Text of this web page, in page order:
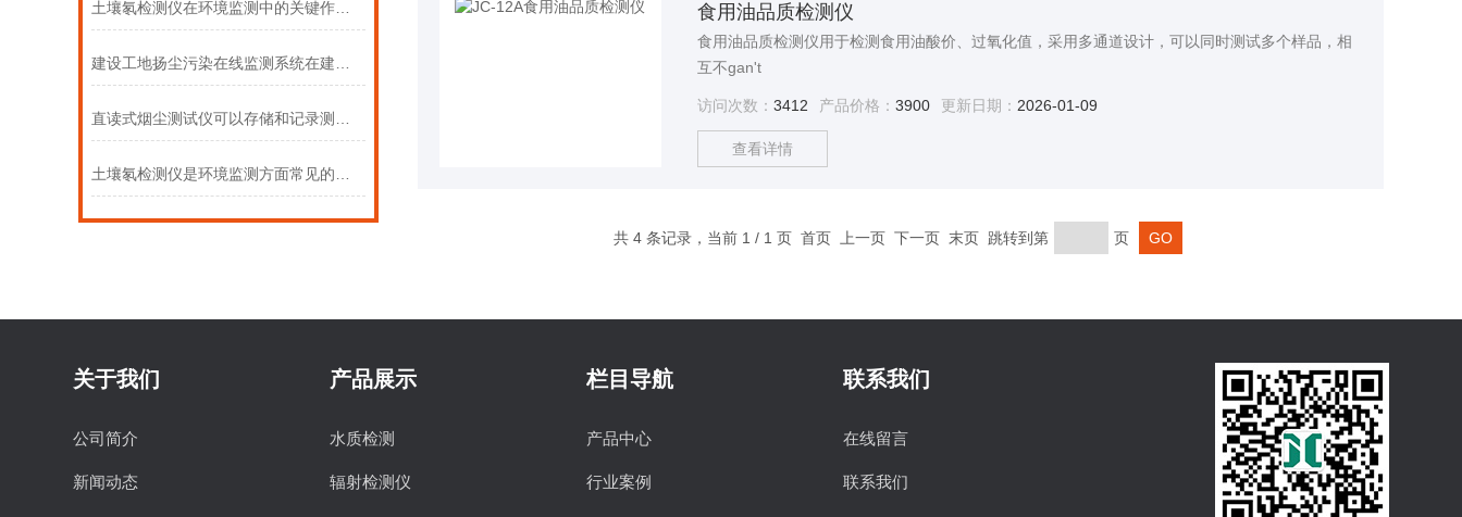
食用油品质检测仪
食用油品质检测仪用于检测食用油酸价、过氧化值，采用多通道设计，可以同时测试多个样品，相
互不gan't
访问次数：3412 产品价格：3900 更新日期： 2026-01-09
查看详情
共 4 条记录，当前 1 / 1 页 首页 上一页 下一页 末页 跳转到第 页
关于我们
公司简介
新闻动态
产品展示
水质检测
辐射检测仪
栏目导航
产品中心
行业案例
联系我们
在线留言
联系我们